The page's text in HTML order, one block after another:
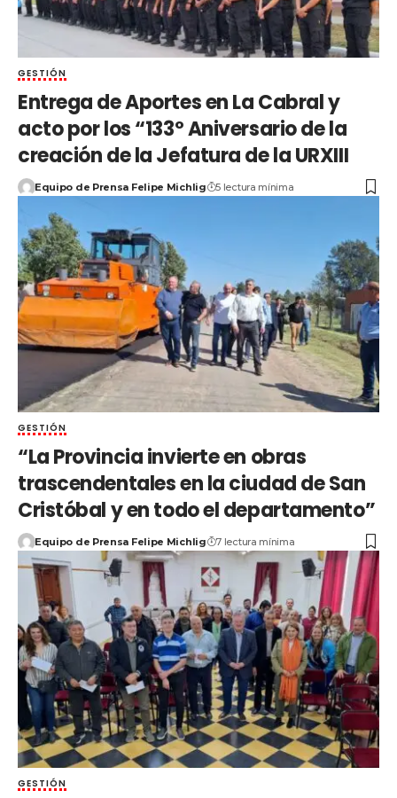
GESTIÓN
Entrega de Aportes en La Cabral y
acto por los “133º Aniversario de la
creación de la Jefatura de la URXIII
Equipo de Prensa Felipe Michlig 5 lectura mínima
GESTIÓN
“La Provincia invierte en obras
trascendentales en la ciudad de San
Cristóbal y en todo el departamento”
Equipo de Prensa Felipe Michlig 7 lectura mínima
GESTIÓN